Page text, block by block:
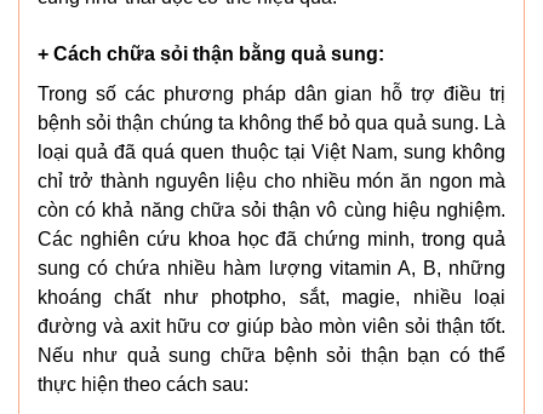
+ Cách chữa sỏi thận bằng quả sung:
Trong số các phương pháp dân gian hỗ trợ điều trị
bệnh sỏi thận chúng ta không thể bỏ qua quả sung. Là
loại quả đã quá quen thuộc tại Việt Nam, sung không
chỉ trở thành nguyên liệu cho nhiều món ăn ngon mà
còn có khả năng chữa sỏi thận vô cùng hiệu nghiệm.
Các nghiên cứu khoa học đã chứng minh, trong quả
sung có chứa nhiều hàm lượng vitamin A, B, những
khoáng chất như photpho, sắt, magie, nhiều loại
đường và axit hữu cơ giúp bào mòn viên sỏi thận tốt.
Nếu như quả sung chữa bệnh sỏi thận bạn có thể
thực hiện theo cách sau: